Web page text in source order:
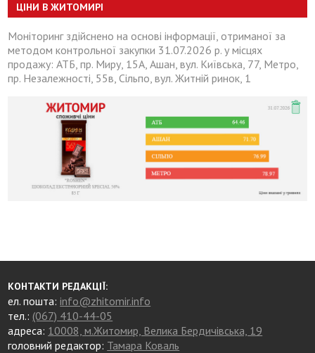
ЦІНИ В ЖИТОМИРІ
Моніторинг здійснено на основі інформації, отриманої за
методом контрольної закупки 31.07.2026 р. у місцях
продажу: АТБ, пр. Миру, 15А, Ашан, вул. Київська, 77, Метро,
пр. Незалежності, 55в, Сільпо, вул. Житній ринок, 1
КОНТАКТИ РЕДАКЦІЇ:
ел. пошта:info@zhitomir.info
тел.: (067) 410-44-05
адреса: 10008, м.Житомир, Велика Бердичівська, 19
головний редактор: Тамара Коваль